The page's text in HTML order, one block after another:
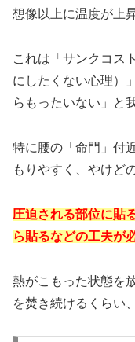
想像以上に温度が上
これは「サンクコス
にしたくない心理）
らもったいない」と
特に腰の「命門」付
もりやすく、やけど
圧迫される部位に貼
ら貼るなどの工夫が
熱がこもった状態を
を焚き続けるくらい